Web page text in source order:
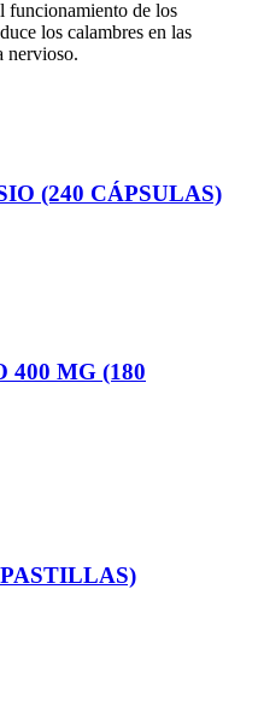
funcionamiento de los
los calambres en las
nervioso.
(240 CÁPSULAS)
400 MG (180